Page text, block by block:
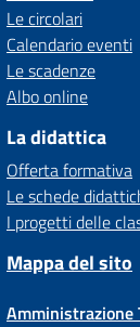
Le circolari
Calendario eventi
Le scadenze
Albo online
La didattica
Offerta formativa
Le schede
I progetti delle
Mappa del sito
Amministrazione